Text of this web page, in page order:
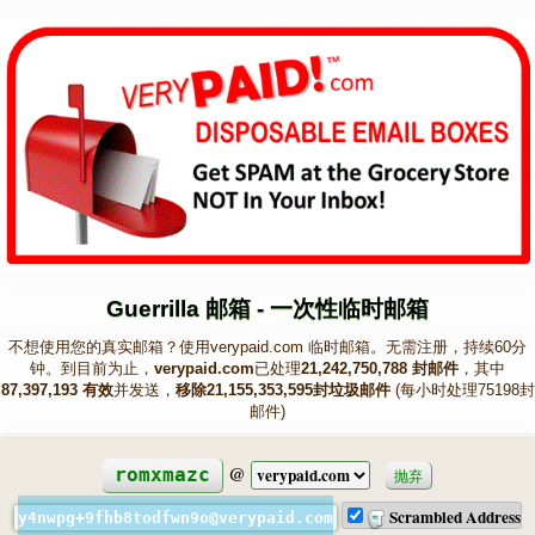
Guerrilla 邮箱 - 一次性临时邮箱
不想使用您的真实邮箱？使用verypaid.com 临时邮箱。无需注册，持续60分
钟。到目前为止， verypaid.com已处理21,242,750,788 封邮件 ，其中
87,397,193 有效并发送， 移除21,155,353,595封垃圾邮件(每小时处理75198封
邮件)
romxmazc @ 抛弃
y4nwpg+9fhb8todfwn9o@verypaid.com Scrambled Address